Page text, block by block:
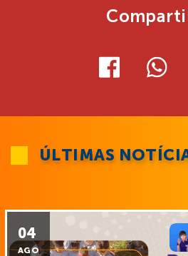
ÚLTIMAS
04
AGO